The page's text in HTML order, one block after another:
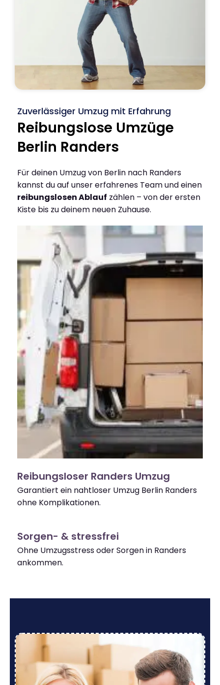
Zuverlässiger Umzug mit Erfahrung
Reibungslose Umzüge
Berlin Randers
Für deinen Umzug von Berlin nach Randers
kannst du auf unser erfahrenes Team und einen
reibungslosen Ablauf zählen – von der ersten
Kiste bis zu deinem neuen Zuhause.
Reibungsloser Randers Umzug
Garantiert ein nahtloser Umzug Berlin Randers
ohne Komplikationen.
Sorgen- & stressfrei
Ohne Umzugsstress oder Sorgen in Randers
ankommen.